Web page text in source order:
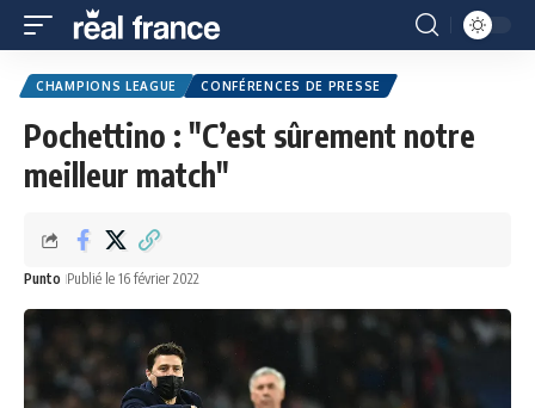
CHAMPIONS LEAGUE CONFÉRENCES DE PRESSE
Pochettino : "C’est sûrement notre
meilleur match"
Punto Publié le 16 février 2022